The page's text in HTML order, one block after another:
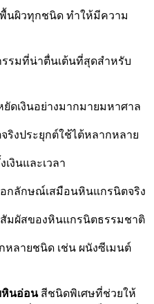
นผิวทุกชนิด ทำให้มีความ
รรมที่น่าตื่นเต้นที่สุดสำหรับ
ดเงินอย่างมากมายมหาศาล
ริงประยุกต์ใช้ไต้หลากหลาย
งินและเวลา
อกลักษณ์เสมือนหินแกรนิตจริง
มผัสของหินแกรนิตธรรมชาติ
ลายชนิด เช่น ผนังซีเมนต์
หินอ่อนสีชนิดพิเศษที่ช่วยให้